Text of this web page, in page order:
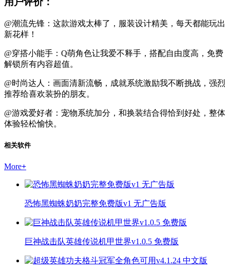
@潮流先锋：这款游戏太棒了，服装设计精美，每天都能玩出
新花样！
@穿搭小能手：Q萌角色让我爱不释手，搭配自由度高，免费
解锁所有内容超值。
@时尚达人：画面清新流畅，成就系统激励我不断挑战，强烈
推荐给喜欢装扮的朋友。
@游戏爱好者：宠物系统加分，和换装结合得恰到好处，整体
体验轻松愉快。
相关软件
More+
恐怖黑蜘蛛奶奶完整免费版v1 无广告版
巨神战击队英雄传说机甲世界v1.0.5 免费版